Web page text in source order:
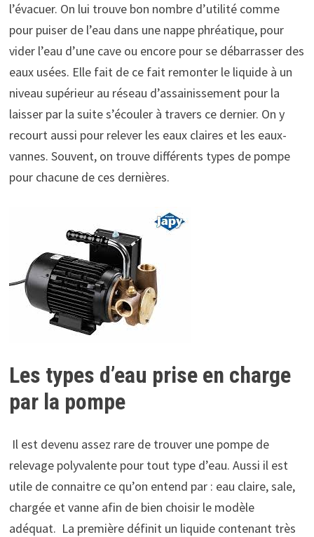
l’évacuer. On lui trouve bon nombre d’utilité comme
pour puiser de l’eau dans une nappe phréatique, pour
vider l’eau d’une cave ou encore pour se débarrasser des
eaux usées. Elle fait de ce fait remonter le liquide à un
niveau supérieur au réseau d’assainissement pour la
laisser par la suite s’écouler à travers ce dernier. On y
recourt aussi pour relever les eaux claires et les eaux-
vannes. Souvent, on trouve différents types de pompe
pour chacune de ces dernières.
Les types d’eau prise en charge
par la pompe
Il est devenu assez rare de trouver une pompe de
relevage polyvalente pour tout type d’eau. Aussi il est
utile de connaitre ce qu’on entend par : eau claire, sale,
chargée et vanne afin de bien choisir le modèle
adéquat. La première définit un liquide contenant très